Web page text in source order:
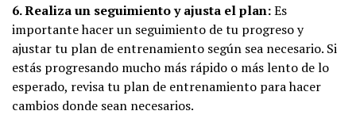
6. Realiza un seguimiento y ajusta el plan:Es
importante hacer un seguimiento de tu progreso y
ajustar tu plan de entrenamiento según sea necesario. Si
estás progresando mucho más rápido o más lento de lo
esperado, revisa tu plan de entrenamiento para hacer
cambios donde sean necesarios.